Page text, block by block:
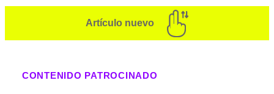
Artículo nuevo
CONTENIDO PATROCINADO